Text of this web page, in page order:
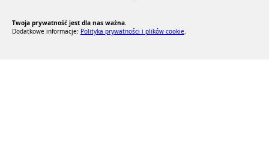
Twoja prywatność jest dla nas ważna.
Dodatkowe informacje: Polityka prywatności i plików cookie